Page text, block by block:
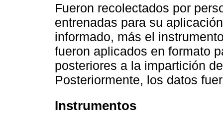
Fueron recolectados por
entrenadas para su
informado, más el
fueron aplicados en formato
posteriores a la impartición
Posteriormente, los datos
Instrumentos